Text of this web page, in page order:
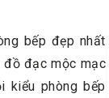
bếp đẹp nhất
đồ đạc mộc mạc
kiểu phòng bếp